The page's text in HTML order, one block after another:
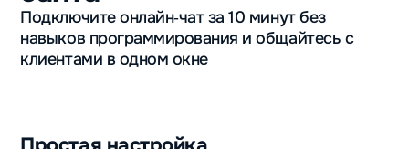
Подключите онлайн‑чат за 10 минут без
навыков программирования и общайтесь с
клиентами в одном окне